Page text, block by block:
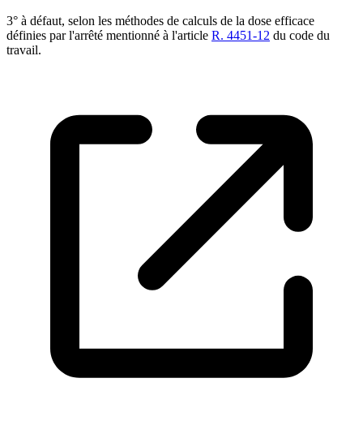
3° à défaut, selon les méthodes de calculs de la dose efficace
définies par l'arrêté mentionné à l'article R. 4451-12 du code du
travail.